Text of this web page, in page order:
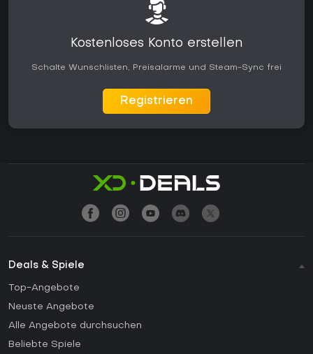
Kostenloses Konto erstellen
Schalte Wunschlisten, Preisalarme und Steam-Sync frei
Registrieren
Deals & Spiele
Top-Angebote
Neuste Angebote
Alle Angebote durchsuchen
Beliebte Spiele